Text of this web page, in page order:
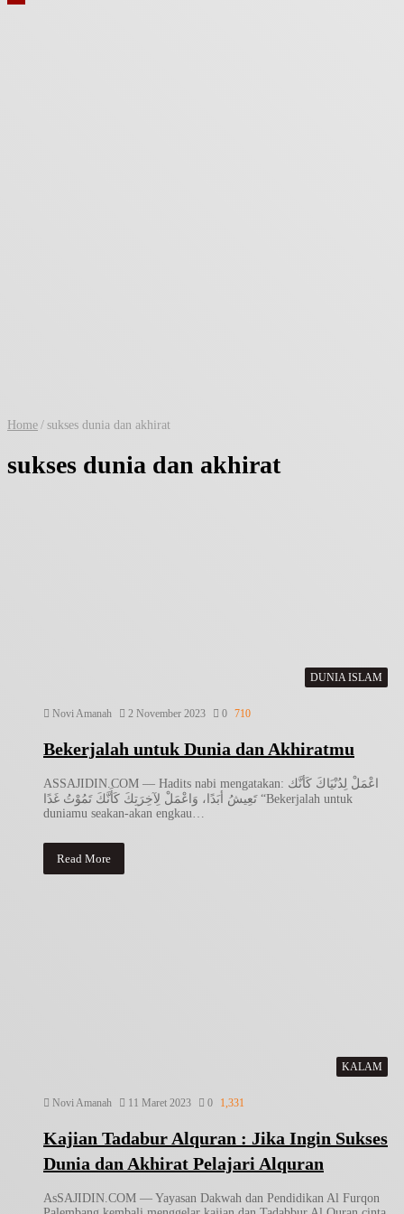
Home / sukses dunia dan akhirat
sukses dunia dan akhirat
DUNIA ISLAM
Novi Amanah 2 November 2023 0 710
Bekerjalah untuk Dunia dan Akhiratmu
ASSAJIDIN.COM — Hadits nabi mengatakan: اعْمَلْ لِدُنْيَاكَ كَأنَّك
تَعِيشُ أبَدًا، وَاعْمَلْ لِآخِرَتِكَ كَأَنَّكَ تَمُوْتُ غَدًا “Bekerjalah untuk
duniamu seakan-akan engkau…
Read More
KALAM
Novi Amanah 11 Maret 2023 0 1,331
Kajian Tadabur Alquran : Jika Ingin Sukses
Dunia dan Akhirat Pelajari Alquran
AsSAJIDIN.COM — Yayasan Dakwah dan Pendidikan Al Furqon